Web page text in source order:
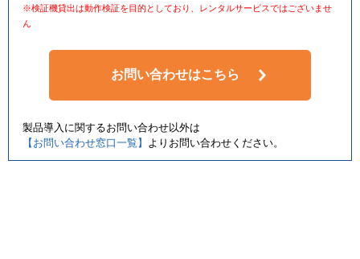
※検証機貸出は動作検証を目的としており、レンタルサービスではございませ
ん
お問い合わせはこちら
製品導入に関するお問い合わせ以外は
【お問い合わせ窓口一覧】
よりお問い合わせください。